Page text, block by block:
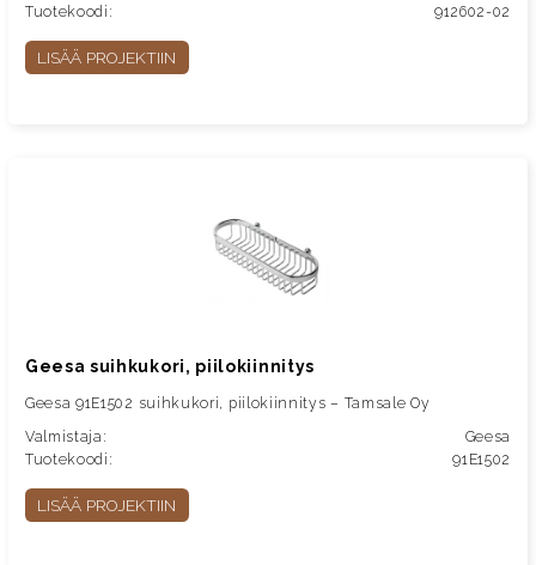
Tuotekoodi:
912602-02
LISÄÄ PROJEKTIIN
Geesa suihkukori, piilokiinnitys
Geesa 91E1502 suihkukori, piilokiinnitys – Tamsale Oy
Valmistaja:
Geesa
Tuotekoodi:
91E1502
LISÄÄ PROJEKTIIN